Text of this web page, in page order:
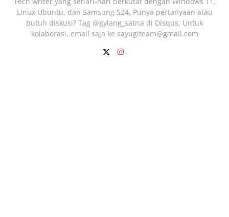
Linux Ubuntu, dan Samsung S24. Punya pertanyaan atau
butuh diskusi? Tag @gylang_satria di Disqus. Untuk
kolaborasi, email saja ke sayugiteam@gmail.com